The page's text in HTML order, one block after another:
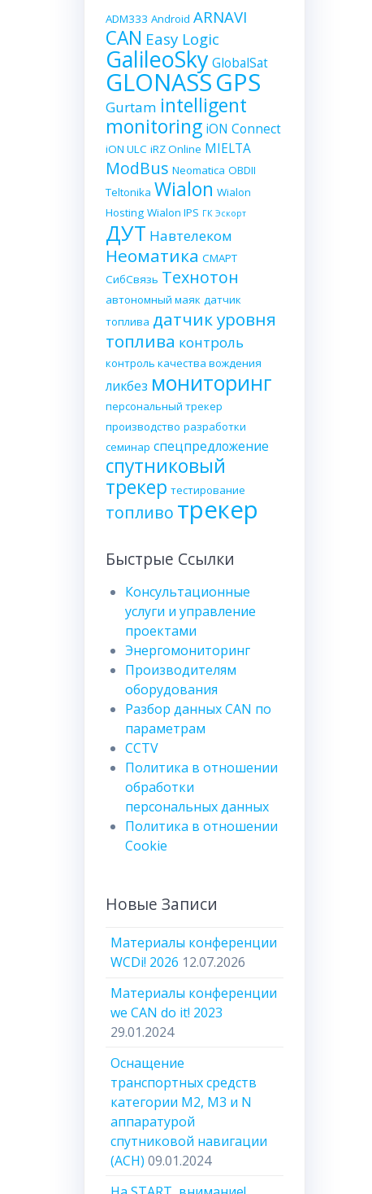
ADM333 Android ARNAVI
CAN Easy Logic
GalileoSky GlobalSat
GLONASSGPS
Gurtam intelligent
monitoring iON Connect
iON ULC iRZ Online MIELTA
ModBus Neomatica OBDII
Teltonika Wialon Wialon
Hosting Wialon IPS ГК Эскорт
ДУТ Навтелеком
Неоматика СМАРТ
СибСвязь Технотон
автономный маяк датчик
топлива датчик уровня
топлива контроль
контроль качества вождения
ликбез мониторинг
персональный трекер
производство разработки
семинар спецпредложение
спутниковый
трекер тестирование
топливо трекер
Быстрые Ссылки
Консультационные
услуги и управление
проектами
Энергомониторинг
Производителям
оборудования
Разбор данных CAN по
параметрам
CCTV
Политика в отношении
обработки
персональных данных
Политика в отношении
Cookie
Новые Записи
Материалы конференции
WCDi! 2026 12.07.2026
Материалы конференции
we CAN do it! 2023
29.01.2024
Оснащение
транспортных средств
категории М2, М3 и N
аппаратурой
спутниковой навигации
(АСН) 09.01.2024